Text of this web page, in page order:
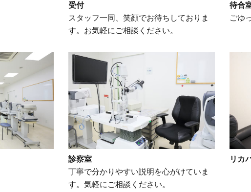
受付
スタッフ一同、笑顔でお待ちしておりま
す。お気軽にご相談ください。
待合
ごゆ
診察室
丁寧で分かりやすい説明を心がけていま
す。気軽にご相談ください。
リカ